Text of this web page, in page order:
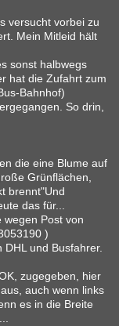
versucht vorbei zu
Mein Mitleid hält
sonst halbwegs
hat die Zufahrt zum
Bahnhof)
So drin,
die eine Blume auf
Grünflächen,
brennt"Und
das für...
Post von
)
und Busfahrer.
zugegeben, hier
auch wenn links
es in die Breite